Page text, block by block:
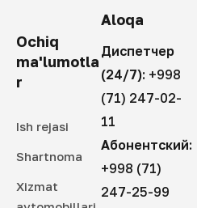
Ochiq
ma'lumotla
r
Ish rejasi
Shartnoma
Xizmat
Aloqa
Диспетчер
(24/7): +998
(71) 247-02-
11
Абонентский:
+998 (71)
247-25-99